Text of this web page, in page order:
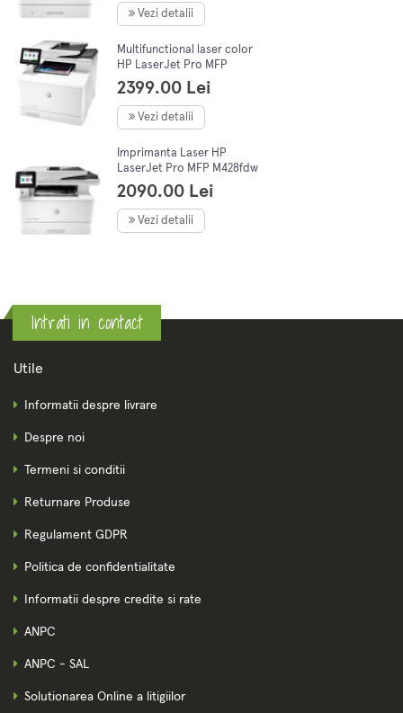
40ppm1200 x 1200dpi
Vezi detalii
Multifunctional laser color
HP LaserJet Pro MFP
M479dw, Duplex, ADF, Retea,
Wireless, A4
2399.00 Lei
Vezi detalii
Imprimanta Laser HP
LaserJet Pro MFP M428fdw
2090.00 Lei
Vezi detalii
Intrati in contact
Utile
Informatii despre livrare
Despre noi
Termeni si conditii
Returnare Produse
Regulament GDPR
Politica de confidentialitate
Informatii despre credite si rate
ANPC
ANPC - SAL
Solutionarea Online a litigiilor